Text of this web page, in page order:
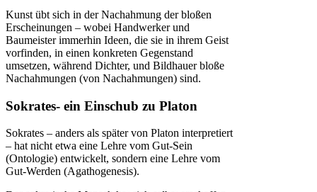
Kunst übt sich in der Nachahmung der bloßen
Erscheinungen – wobei Handwerker und
Baumeister immerhin Ideen, die sie in ihrem Geist
vorfinden, in einen konkreten Gegenstand
umsetzen, während Dichter, und Bildhauer bloße
Nachahmungen (von Nachahmungen) sind.
Sokrates- ein Einschub zu Platon
Sokrates – anders als später von Platon interpretiert
– hat nicht etwa eine Lehre vom Gut-Sein
(Ontologie) entwickelt, sondern eine Lehre vom
Gut-Werden (Agathogenesis).